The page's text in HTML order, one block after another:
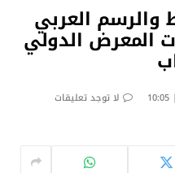
العربي
المعرض الدولي
لا توجد تعليقات